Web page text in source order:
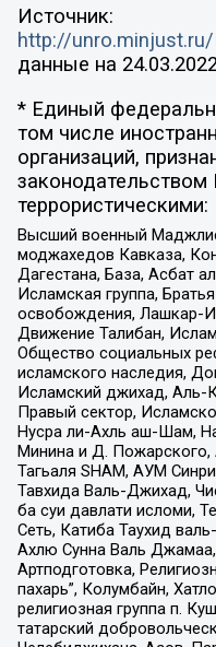
Источник:
http://
данные на
* Единый
том числе
организаций,
террористическими:
Высший военный
моджахедов Кавказа,
Дагестана, База, Асбат
Исламская группа,
освобождения, Лашкар-
Движение Талибан,
Общество социальных
исламского наследия,
Исламский джихад, Аль-
Правый сектор,
Нусра ли-Ахль аш-Шам,
Минина и Д. Пожарского,
Тагьаля SHAM, АУМ
Тавхида Валь-Джихад,
ба суи давлати исломи,
Сеть, Катиба Таухид
Ахлю Сунна Валь
Артподготовка,
пахарь”, Колумбайн,
религиозная группа п.
татарский